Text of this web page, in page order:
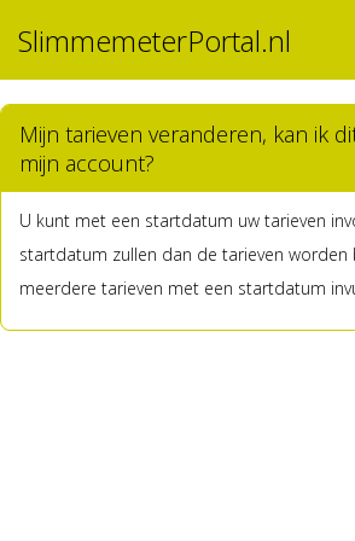
SlimmemeterPortal.nl
Mijn tarieven veranderen, kan ik
mijn account?
U kunt met een startdatum uw tarieven
startdatum zullen dan de tarieven worden
meerdere tarieven met een startdatum